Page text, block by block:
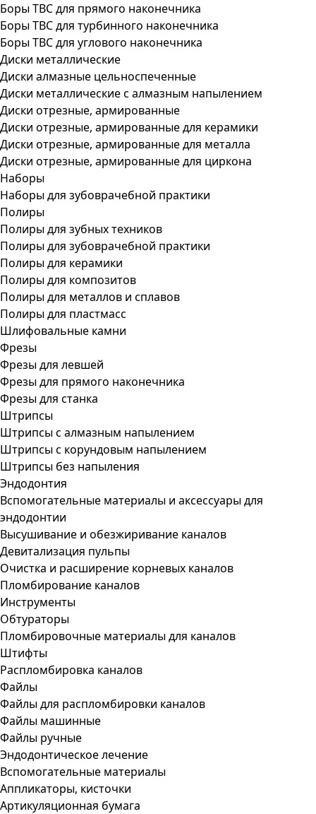
Боры ТВС для прямого наконечника
Боры ТВС для турбинного наконечника
Боры ТВС для углового наконечника
Диски металлические
Диски алмазные цельноспеченные
Диски металлические с алмазным напылением
Диски отрезные, армированные
Диски отрезные, армированные для керамики
Диски отрезные, армированные для металла
Диски отрезные, армированные для циркона
Наборы
Наборы для зубоврачебной практики
Полиры
Полиры для зубных техников
Полиры для зубоврачебной практики
Полиры для керамики
Полиры для композитов
Полиры для металлов и сплавов
Полиры для пластмасс
Шлифовальные камни
Фрезы
Фрезы для левшей
Фрезы для прямого наконечника
Фрезы для станка
Штрипсы
Штрипсы c алмазным напылением
Штрипсы c корундовым напылением
Штрипсы без напыления
Эндодонтия
Вспомогательные материалы и аксессуары для
эндодонтии
Высушивание и обезжиривание каналов
Девитализация пульпы
Очистка и расширение корневых каналов
Пломбирование каналов
Инструменты
Обтураторы
Пломбировочные материалы для каналов
Штифты
Распломбировка каналов
Файлы
Файлы для распломбировки каналов
Файлы машинные
Файлы ручные
Эндодонтическое лечение
Вспомогательные материалы
Аппликаторы, кисточки
Артикуляционная бумага